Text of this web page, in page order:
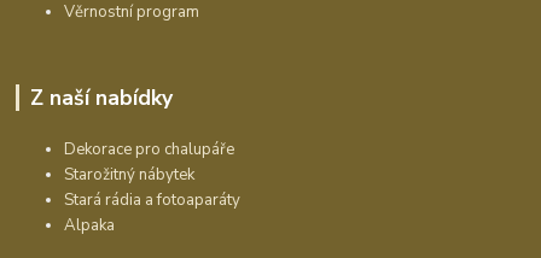
Věrnostní program
Z naší nabídky
Dekorace pro chalupáře
Starožitný nábytek
Stará rádia a fotoaparáty
Alpaka